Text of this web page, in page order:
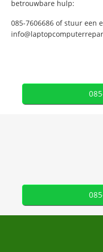
betrouwbare hulp:
085-7606686 of stuur een